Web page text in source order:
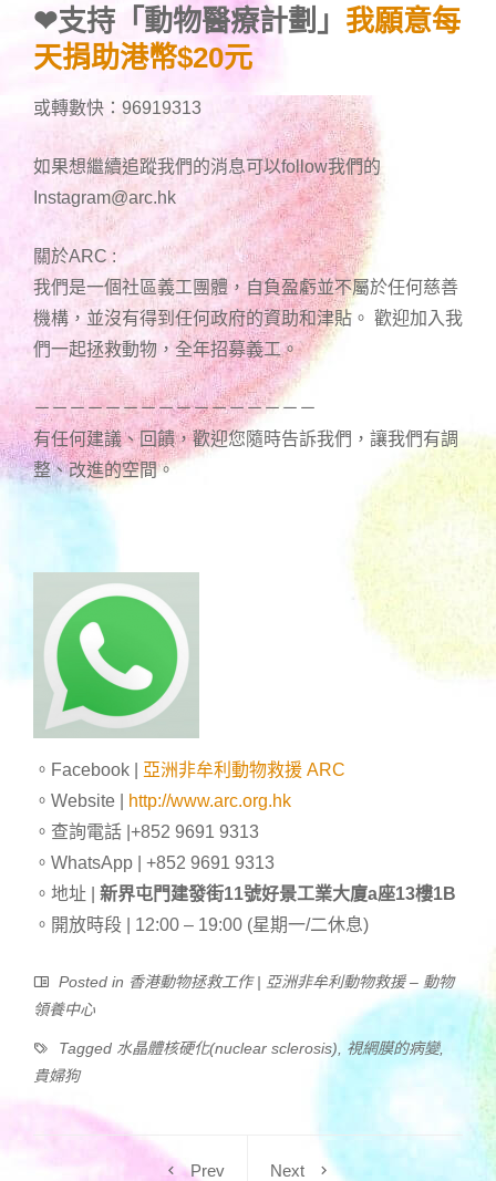
❤支持「動物醫療計劃」 我願意每
天捐助港幣$20元
或轉數快：96919313
如果想繼續追蹤我們的消息可以follow我們的
Instagram@arc.hk
關於ARC :
我們是一個社區義工團體，自負盈虧並不屬於任何慈善
機構，並沒有得到任何政府的資助和津貼。 歡迎加入我
們一起拯救動物，全年招募義工。
－－－－－－－－－－－－－－－－
有任何建議、回饋，歡迎您隨時告訴我們，讓我們有調
整、改進的空間。
。Facebook |
亞洲非牟利動物救援 ARC
。Website |
http://www.arc.org.hk
。查詢電話 |+852 9691 9313
。WhatsApp | +852 9691 9313
。地址 | 新界屯門建發街11號好景工業大廈a座13樓1B
。開放時段 | 12:00 – 19:00 (星期一/二休息)
Posted in 香港動物拯救工作 | 亞洲非牟利動物救援 – 動物
領養中心
Tagged 水晶體核硬化(nuclear sclerosis) 視網膜的病變,
貴婦狗
Prev
Next